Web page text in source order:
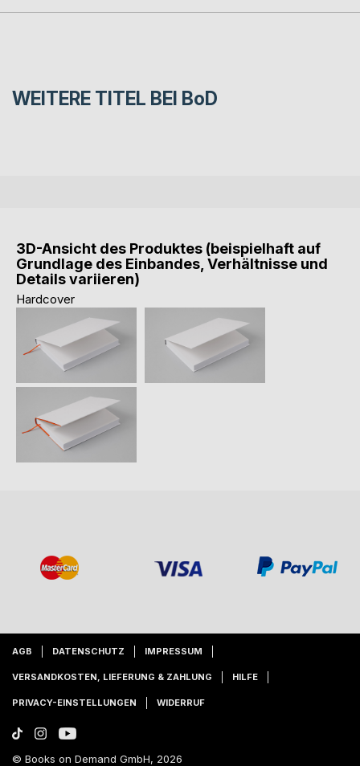
WEITERE TITEL BEI BoD
3D-Ansicht des Produktes (beispielhaft auf
Grundlage des Einbandes, Verhältnisse und
Details variieren)
Hardcover
AGB DATENSCHUTZ IMPRESSUM
VERSANDKOSTEN, LIEFERUNG & ZAHLUNG HILFE
PRIVACY-EINSTELLUNGEN WIDERRUF
© Books on Demand GmbH, 2026